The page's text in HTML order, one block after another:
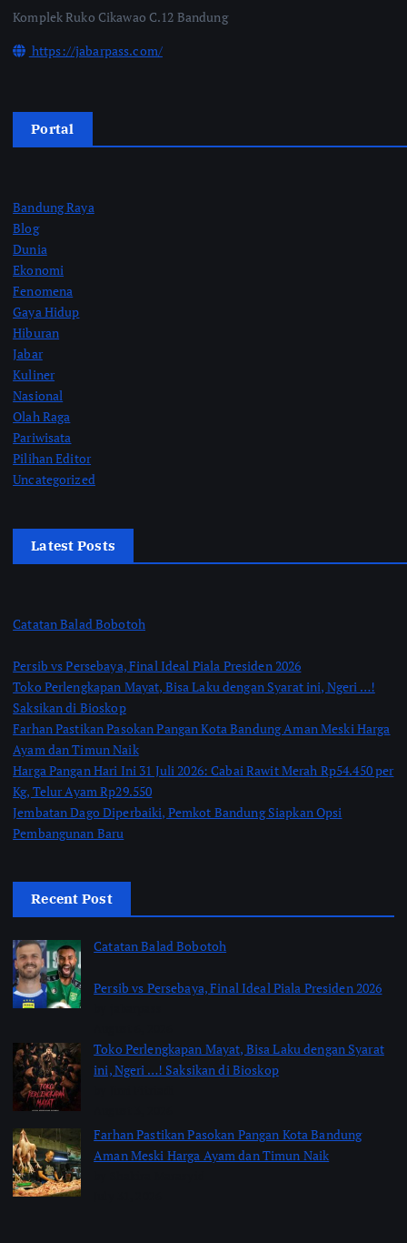
Komplek Ruko Cikawao C.12 Bandung
https://jabarpass.com/
Portal
Bandung Raya
Blog
Dunia
Ekonomi
Fenomena
Gaya Hidup
Hiburan
Jabar
Kuliner
Nasional
Olah Raga
Pariwisata
Pilihan Editor
Uncategorized
Latest Posts
Catatan Balad Bobotoh
Persib vs Persebaya, Final Ideal Piala Presiden 2026
Toko Perlengkapan Mayat, Bisa Laku dengan Syarat ini, Ngeri …!
Saksikan di Bioskop
Farhan Pastikan Pasokan Pangan Kota Bandung Aman Meski Harga
Ayam dan Timun Naik
Harga Pangan Hari Ini 31 Juli 2026: Cabai Rawit Merah Rp54.450 per
Kg, Telur Ayam Rp29.550
Jembatan Dago Diperbaiki, Pemkot Bandung Siapkan Opsi
Pembangunan Baru
Recent Post
Catatan Balad Bobotoh
Persib vs Persebaya, Final Ideal Piala Presiden 2026
Toko Perlengkapan Mayat, Bisa Laku dengan Syarat
ini, Ngeri …! Saksikan di Bioskop
Farhan Pastikan Pasokan Pangan Kota Bandung
Aman Meski Harga Ayam dan Timun Naik